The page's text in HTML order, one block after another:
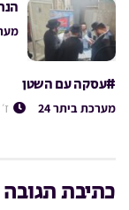
#עסקה עם השטן
מערכת ביתר 24
כתיבת תגובה